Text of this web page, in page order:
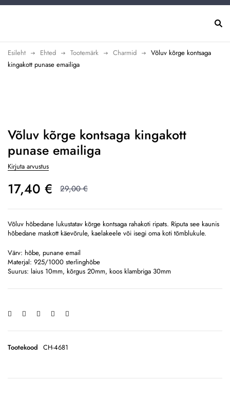
Esileht Ehted Tootemärk Charmid
Võluv kõrge kontsaga
kingakott punase emailiga
Võluv kõrge kontsaga kingakott
punase emailiga
Kirjuta arvustus
29,00€
17,40 €
Võluv hõbedane lukustatav kõrge kontsaga rahakoti ripats. Riputa see kaunis
hõbedane maskott käevõrule, kaelakeele või isegi oma koti tõmblukule.
Värv: hõbe, punane email
Materjal: 925/1000 sterlinghõbe
Suurus: laius 10mm, kõrgus 20mm, koos klambriga 30mm
Tootekood CH-4681